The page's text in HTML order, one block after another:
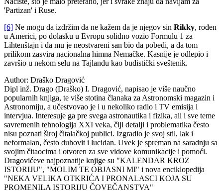
'Partizan' i Ruse.
[6] Ne mogu da izdržim da ne kažem da je njegov sin Rikky, rođen
u Americi, po dolasku u Evropu solidno vozio Formulu 1 za
Lihtenštajn i da mu je neostvareni san bio da pobedi, a da tom
prilikom zasvira nacionalna himna Nemačke. Kasnije je odlepio i
završio u nekom selu na Tajlandu kao budistički sveštenik.
Author: Draško Dragović
Dipl inž. Drago (Draško) I. Dragović, napisao je više naučno
popularnih knjiga, te više stotina članaka za Astronomski magazin i
Astronomiju, a učestvovao je i u nekoliko radio i TV emisija i
intervjua. Interesuje ga pre svega astronautika i fizika, ali i sve teme
savremenih tehnologija XXI veka, čiji detalji i problematika često
nisu poznati široj čitalačkoj publici. Izgradio je svoj stil, lak i
neformalan, često duhovit i lucidan. Uvek je spreman na saradnju sa
svojim čitaocima i otvoren za sve vidove komunikacije i pomoći.
Dragovićeve najpoznatije knjige su "KALENDAR KROZ
ISTORIJU", "MOLIM TE OBJASNI MI" i nova enciklopedija
"NEKA VELIKA OTKRIĆA I PRONALASCI KOJA SU
PROMENILA ISTORIJU ČOVEČANSTVA"